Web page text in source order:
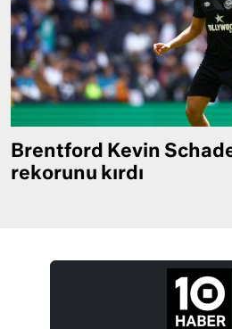
Brentford Kevin
rekorunu kırdı